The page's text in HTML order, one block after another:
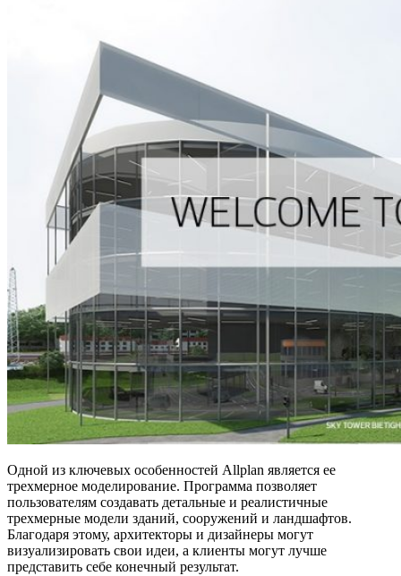
Одной из ключевых особенностей Allplan является ее
трехмерное моделирование. Программа позволяет
пользователям создавать детальные и реалистичные
трехмерные модели зданий, сооружений и ландшафтов.
Благодаря этому, архитекторы и дизайнеры могут
визуализировать свои идеи, а клиенты могут лучше
представить себе конечный результат.